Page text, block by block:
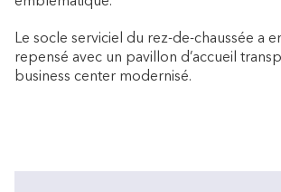
Le socle serviciel du rez-de-chaussée a
repensé avec un pavillon d’accueil
business center modernisé.